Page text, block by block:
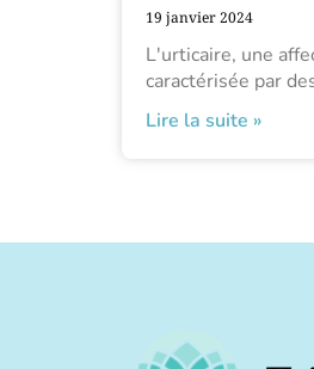
19 janvier 2024
L'urticaire, une
caractérisée par
Lire la suite »